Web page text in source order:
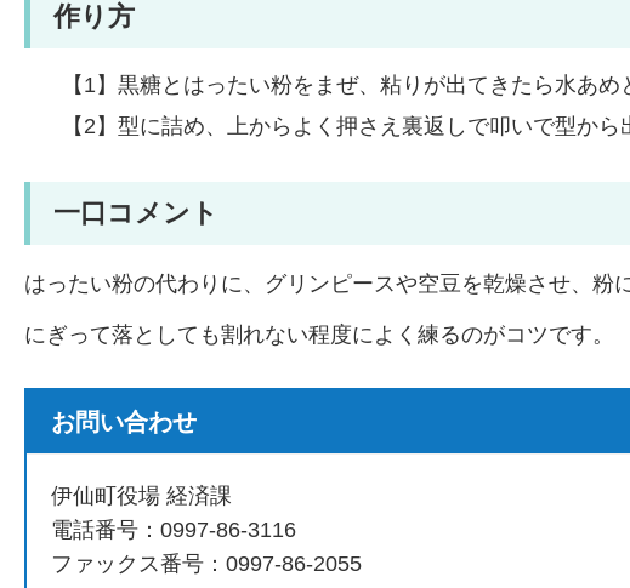
作り方
【1】黒糖とはったい粉をまぜ、粘りが出てきたら水あ
【2】型に詰め、上からよく押さえ裏返しで叩いで型から
一口コメント
はったい粉の代わりに、グリンピースや空豆を乾燥させ、粉
にぎって落としても割れない程度によく練るのがコツです。
お問い合わせ
伊仙町役場 経済課
電話番号：0997-86-3116
ファックス番号：0997-86-2055